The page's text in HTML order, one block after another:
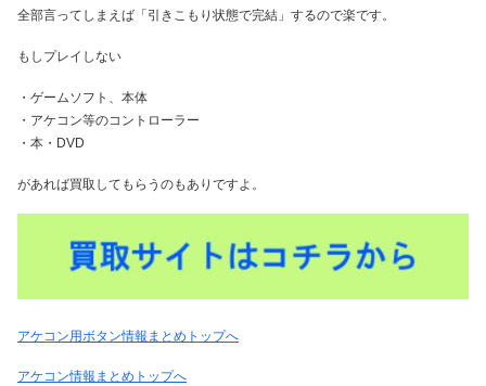
全部言ってしまえば「引きこもり状態で完結」するので楽です。
もしプレイしない
・ゲームソフト、本体
・アケコン等のコントローラー
・本・DVD
があれば買取してもらうのもありですよ。
アケコン用ボタン情報まとめトップへ
アケコン情報まとめトップへ